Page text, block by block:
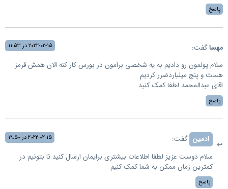
پاسخ
مهساگفت: 2022-02-15 در 11:53
سلام پولمون رو دادیم به یه شخصی برامون در بورس کار کنه الان همش قرمز
هست و پنج میلیاردضرر کردیم
اقای عبدالمحمد لطفا کمک کنید
پاسخ
ادمین گفت: 2022-02-15 در 19:50
سلام دوست عزیز لطفا اطلاعات بیشتری برایمان ارسال کنید تا بتونیم در
کمترین زمان ممکن به شما کمک کنیم
پاسخ